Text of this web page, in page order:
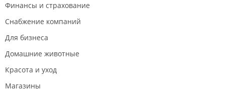
Финансы и страхование
Снабжение компаний
Для бизнеса
Домашние животные
Красота и уход
Магазины